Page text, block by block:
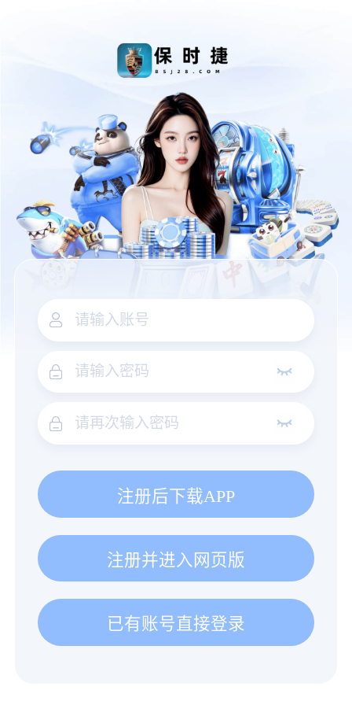
注册后下载APP
注册并进入网页版
已有账号直接登录